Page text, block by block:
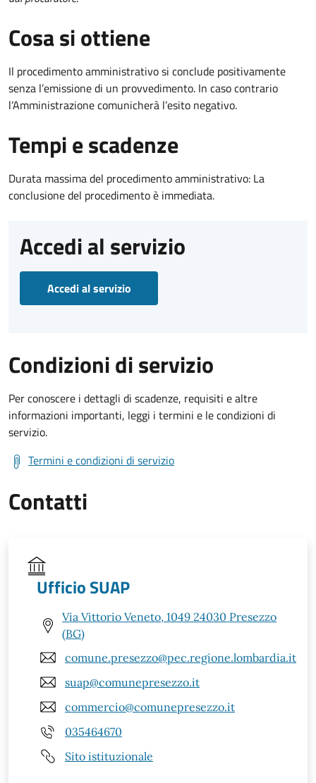
Cosa si ottiene
Il procedimento amministrativo si conclude positivamente
senza l’emissione di un provvedimento. In caso contrario
l’Amministrazione comunicherà l’esito negativo.
Tempi e scadenze
Durata massima del procedimento amministrativo: La
conclusione del procedimento è immediata.
Accedi al servizio
Accedi al servizio
Condizioni di servizio
Per conoscere i dettagli di scadenze, requisiti e altre
informazioni importanti, leggi i termini e le condizioni di
servizio.
Termini e condizioni di servizio
Contatti
Ufficio SUAP
Via Vittorio Veneto, 1049 24030 Presezzo
(BG)
comune.presezzo@pec.regione.lombardia.it
suap@comunepresezzo.it
commercio@comunepresezzo.it
035464670
Sito istituzionale